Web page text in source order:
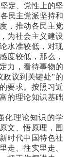
定、党性上的坚
民主党派坚持和
，推动各民主党
为社会主义建设
水准较低，对现
度较低，那么，
力，看待事物的
议到关键处”的
要求。按照习近
的理论知识基础
化理论知识的学
文、悟原理，围
时代中国特色社
走、往实里走、